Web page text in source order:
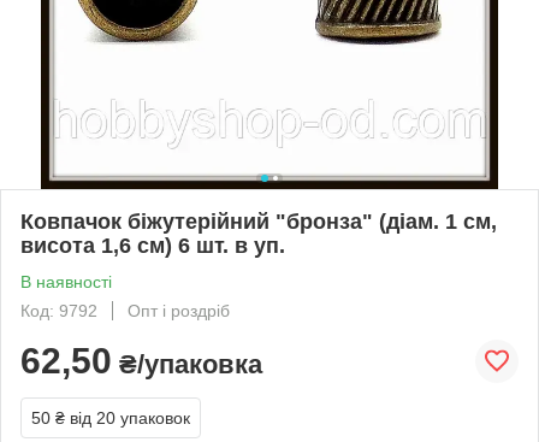
Ковпачок біжутерійний "бронза" (діам. 1 см,
висота 1,6 см) 6 шт. в уп.
В наявності
Код: 9792
Опт і роздріб
62,50 ₴/упаковка
50 ₴ від 20 упаковок